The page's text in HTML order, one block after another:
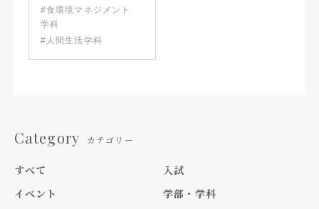
#食環境マネジメント
学科
#人間生活学科
Category カテゴリー
すべて
入試
イベント
学部・学科